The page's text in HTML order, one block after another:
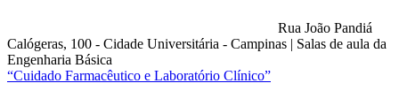
Rua João Pandiá
Calógeras, 100 - Cidade Universitária - Campinas | Salas de aula da
Engenharia Básica
“Cuidado Farmacêutico e Laboratório Clínico”